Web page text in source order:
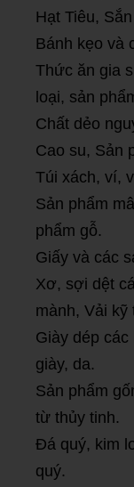
Hạt Tiêu,
Bánh kẹo và
Thức ăn gia
loại, sản
Chất dẻo
Cao su, Sản
Túi xách, ví,
Sản phẩm
phẩm gỗ.
Giấy và các
Xơ, sợi dệt
mành, Vải kỹ
Giày dép các
giày, da.
Sản phẩm
từ thủy tinh.
Đá quý, kim
quý.